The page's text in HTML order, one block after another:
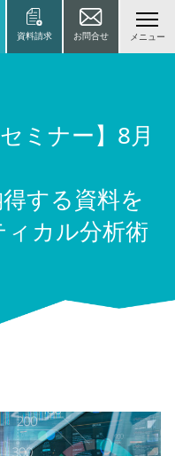
資料請求 お問合せ メニュー
ミナー】8月
する資料を
カル分析術